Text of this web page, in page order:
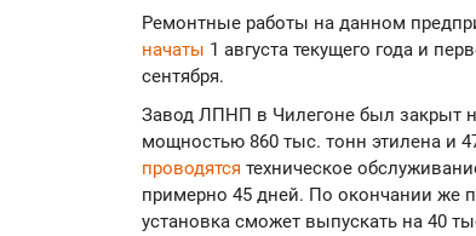
Ремонтные работы на данном
начаты 1 августа текущего года и
сентября.
Завод ЛПНП в Чилегоне был закрыт
мощностью 860 тыс. тонн этилена и
проводятся техническое
примерно 45 дней. По окончании же
установка сможет выпускать на 40